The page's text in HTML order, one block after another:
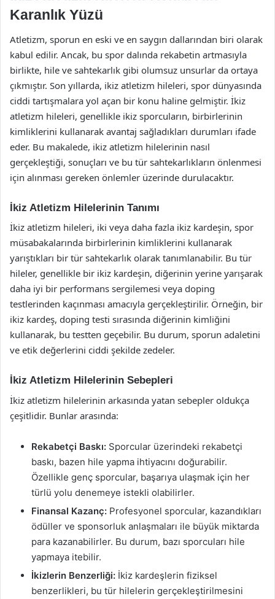
Karanlık Yüzü
Atletizm, sporun en eski ve en saygın dallarından biri olarak
kabul edilir. Ancak, bu spor dalında rekabetin artmasıyla
birlikte, hile ve sahtekarlık gibi olumsuz unsurlar da ortaya
çıkmıştır. Son yıllarda, ikiz atletizm hileleri, spor dünyasında
ciddi tartışmalara yol açan bir konu haline gelmiştir. İkiz
atletizm hileleri, genellikle ikiz sporcuların, birbirlerinin
kimliklerini kullanarak avantaj sağladıkları durumları ifade
eder. Bu makalede, ikiz atletizm hilelerinin nasıl
gerçekleştiği, sonuçları ve bu tür sahtekarlıkların önlenmesi
için alınması gereken önlemler üzerinde durulacaktır.
İkiz Atletizm Hilelerinin Tanımı
İkiz atletizm hileleri, iki veya daha fazla ikiz kardeşin, spor
müsabakalarında birbirlerinin kimliklerini kullanarak
yarıştıkları bir tür sahtekarlık olarak tanımlanabilir. Bu tür
hileler, genellikle bir ikiz kardeşin, diğerinin yerine yarışarak
daha iyi bir performans sergilemesi veya doping
testlerinden kaçınması amacıyla gerçekleştirilir. Örneğin, bir
ikiz kardeş, doping testi sırasında diğerinin kimliğini
kullanarak, bu testten geçebilir. Bu durum, sporun adaletini
ve etik değerlerini ciddi şekilde zedeler.
İkiz Atletizm Hilelerinin Sebepleri
İkiz atletizm hilelerinin arkasında yatan sebepler oldukça
çeşitlidir. Bunlar arasında:
Rekabetçi Baskı: Sporcular üzerindeki rekabetçi
baskı, bazen hile yapma ihtiyacını doğurabilir.
Özellikle genç sporcular, başarıya ulaşmak için her
türlü yolu denemeye istekli olabilirler.
Finansal Kazanç: Profesyonel sporcular, kazandıkları
ödüller ve sponsorluk anlaşmaları ile büyük miktarda
para kazanabilirler. Bu durum, bazı sporcuları hile
yapmaya itebilir.
İkizlerin Benzerliği: İkiz kardeşlerin fiziksel
benzerlikleri, bu tür hilelerin gerçekleştirilmesini